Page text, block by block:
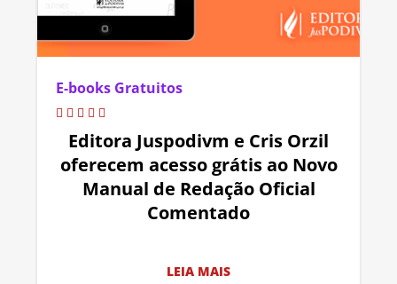
E-books Gratuitos
Editora Juspodivm e Cris Orzil
oferecem acesso grátis ao Novo
Manual de Redação Oficial
Comentado
LEIA MAIS